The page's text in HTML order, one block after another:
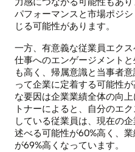
パフォーマンスと市場ポジ
じる可能性があります。
一方、有意義な従業員エクス
仕事へのエンゲージメント
も高く、帰属意識と当事者
って企業に定着する可能性
な要因は企業業績全体の向
トナーによると、自分のエ
している従業員は、現在の
述べる可能性が60%高く、
が69%高くなっています。